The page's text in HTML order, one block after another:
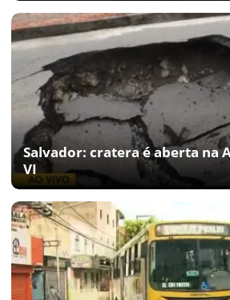
Salvador: cratera é aberta na
VI